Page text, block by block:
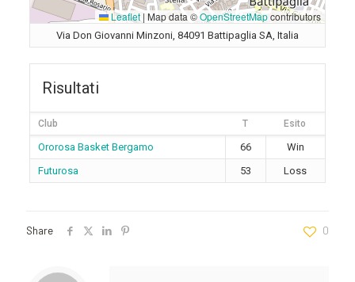
Leaflet | Map data ©OpenStreetMapcontributors
Via Don Giovanni Minzoni, 84091 Battipaglia SA, Italia
Risultati
Club T Esito
Ororosa Basket Bergamo 66
Win
Futurosa
53 Loss
Share 0